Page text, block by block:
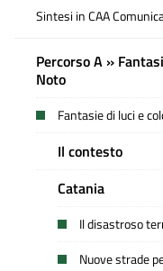
Sintesi in CAA
Percorso A »
Noto
Fantasie di luci e
Il contesto
Catania
Il disastroso
Nuove strade